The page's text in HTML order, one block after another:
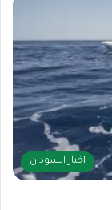
اخبار السودان